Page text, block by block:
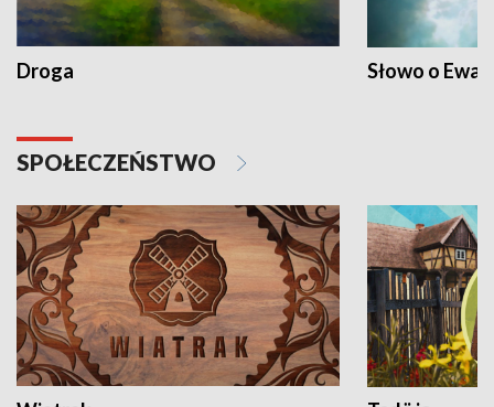
Droga Słowo o
SPOŁECZEŃSTWO